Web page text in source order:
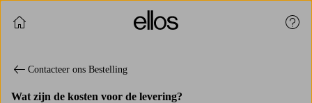
Verder winkelen
Contacteer ons Bestelling
Wat zijn de kosten voor de levering?